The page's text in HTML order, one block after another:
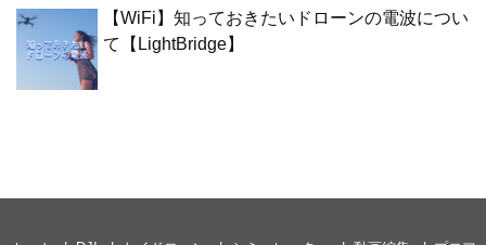
【WiFi】知っておきたいドローンの電波につい
て【LightBridge】